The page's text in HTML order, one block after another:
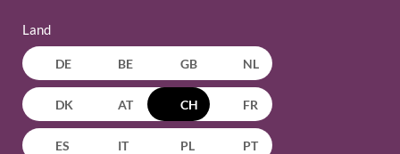
Land
DE BE GB NL
DK AT CH FR
ES IT PL PT